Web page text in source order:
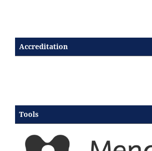
Accreditation
Tools